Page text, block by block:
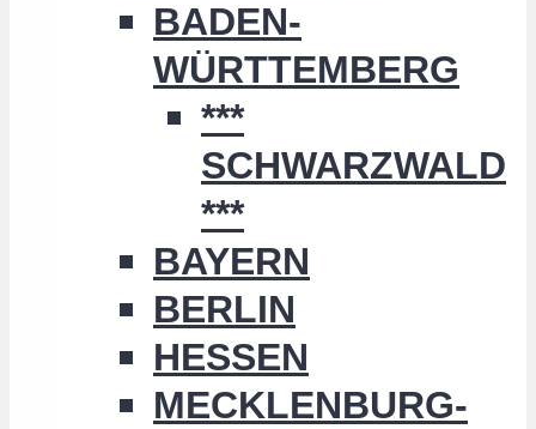
BADEN-
WÜRTTEMBERG
***
SCHWARZWALD
***
BAYERN
BERLIN
HESSEN
MECKLENBURG-